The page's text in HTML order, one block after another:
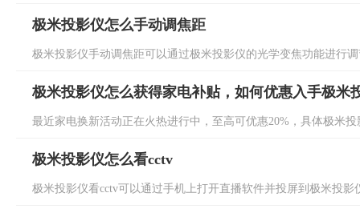
极米投影仪怎么手动调焦距
极米投影仪手动调焦距可以通过极米投影仪的光学变焦功能进行
极米投影仪怎么获得家电补贴，如何优惠入手极米
最近家电换新活动正在火热进行中，至高可优惠20%，具体极米
极米投影仪怎么看cctv
极米投影仪看cctv可以通过手机上打开直播软件并投屏到极米投